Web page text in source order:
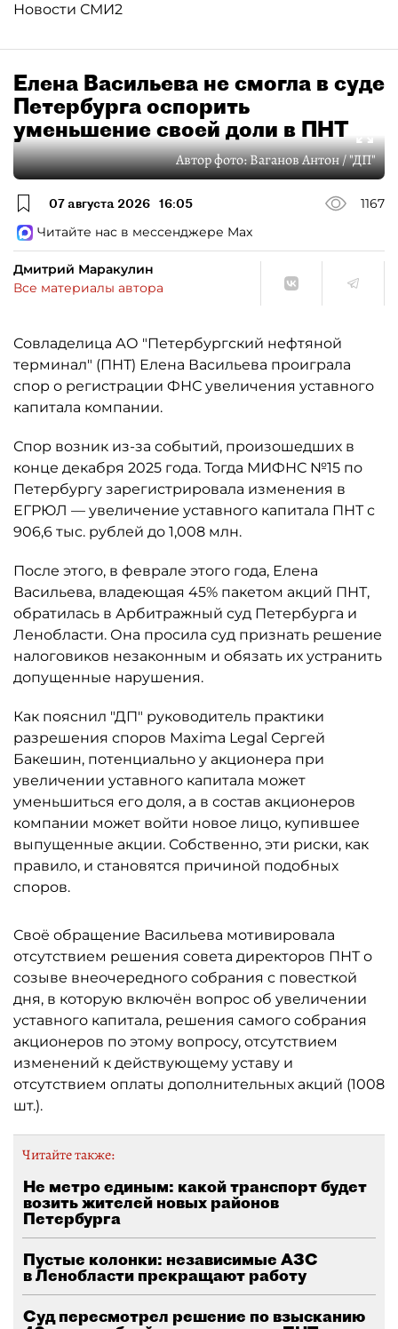
Новости СМИ2
Елена Васильева не смогла в суде
Петербурга оспорить
уменьшение своей доли в ПНТ
Автор фото:Ваганов Антон / "ДП"
07 августа 2026 16:05
1167
Читайте нас в мессенджере Max
Дмитрий Маракулин
Все материалы автора
Совладелица АО "Петербургский нефтяной
терминал" (ПНТ) Елена Васильева проиграла
спор о регистрации ФНС увеличения уставного
капитала компании.
Спор возник из-за событий, произошедших в
конце декабря 2025 года. Тогда МИФНС №15 по
Петербургу зарегистрировала изменения в
ЕГРЮЛ — увеличение уставного капитала ПНТ с
906,6 тыс. рублей до 1,008 млн.
После этого, в феврале этого года, Елена
Васильева, владеющая 45% пакетом акций ПНТ,
обратилась в Арбитражный суд Петербурга и
Ленобласти. Она просила суд признать решение
налоговиков незаконным и обязать их устранить
допущенные нарушения.
Как пояснил "ДП" руководитель практики
разрешения споров Maxima Legal Сергей
Бакешин, потенциально у акционера при
увеличении уставного капитала может
уменьшиться его доля, а в состав акционеров
компании может войти новое лицо, купившее
выпущенные акции. Собственно, эти риски, как
правило, и становятся причиной подобных
споров.
Своё обращение Васильева мотивировала
отсутствием решения совета директоров ПНТ о
созыве внеочередного собрания с повесткой
дня, в которую включён вопрос об увеличении
уставного капитала, решения самого собрания
акционеров по этому вопросу, отсутствием
изменений к действующему уставу и
отсутствием оплаты дополнительных акций (1008
шт.).
Читайте также:
Не метро единым: какой транспорт будет
возить жителей новых районов
Петербурга
Пустые колонки: независимые АЗС
в Ленобласти прекращают работу
Суд пересмотрел решение по взысканию